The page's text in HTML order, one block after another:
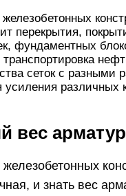
перекрытия,
фундаментных
сеток с разными
усиления различных
вес
и знать вес